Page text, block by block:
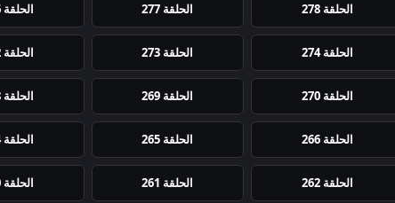
الحلقة 278 الحلقة 277 الحلقة 276
الحلقة 274 الحلقة 273 الحلقة 272
الحلقة 270 الحلقة 269 الحلقة 268
الحلقة 266 الحلقة 265 الحلقة 264
الحلقة 262 الحلقة 261 الحلقة 260